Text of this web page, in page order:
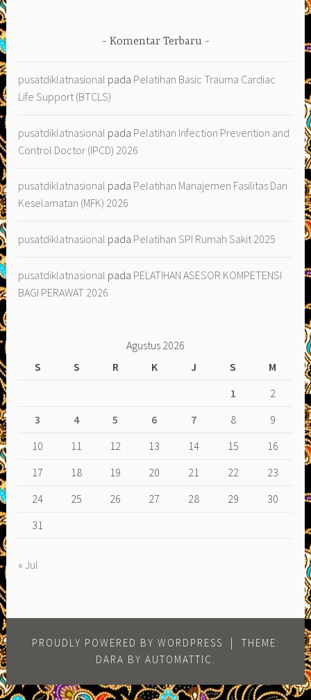
Komentar Terbaru
pusatdiklatnasional pada Pelatihan Basic Trauma Cardiac
Life Support (BTCLS)
pusatdiklatnasional pada Pelatihan Infection Prevention and
Control Doctor (IPCD) 2026
pusatdiklatnasional pada Pelatihan Manajemen Fasilitas Dan
Keselamatan (MFK) 2026
pusatdiklatnasional pada Pelatihan SPI Rumah Sakit 2025
pusatdiklatnasional pada PELATIHAN ASESOR KOMPETENSI
BAGI PERAWAT 2026
Agustus 2026
S
S R K J S
M
1
2
3
4 5 6 7 8
9
10
11 12 13 14 15
16
17
18 19 20 21 22
23
24
25 26 27 28 29
30
31
« Jul
PROUDLY POWERED BY WORDPRESS
THEME:
DARA BY AUTOMATTIC .